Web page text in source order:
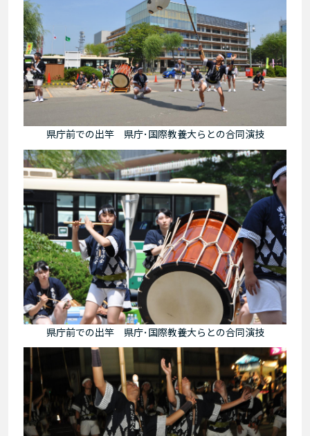
県庁前での出竿 県庁･国際教養大らとの合同演技
県庁前での出竿 県庁･国際教養大らとの合同演技